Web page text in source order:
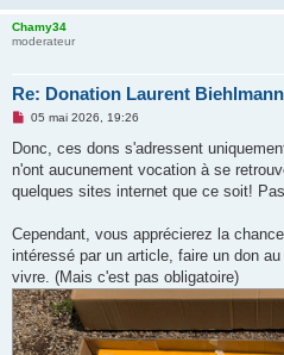
Chamy34
moderateur
Re: Donation Laurent Biehlmann
M
s
a
g
o
n
l
u
05 mai 2026, 19:26
Donc, ces dons s'adressent
n'ont aucunement vocation à se
quelques sites internet que ce soit!
Cependant, vous apprécierez la
intéressé par un article, faire un don
vivre. (Mais c'est pas obligatoire)